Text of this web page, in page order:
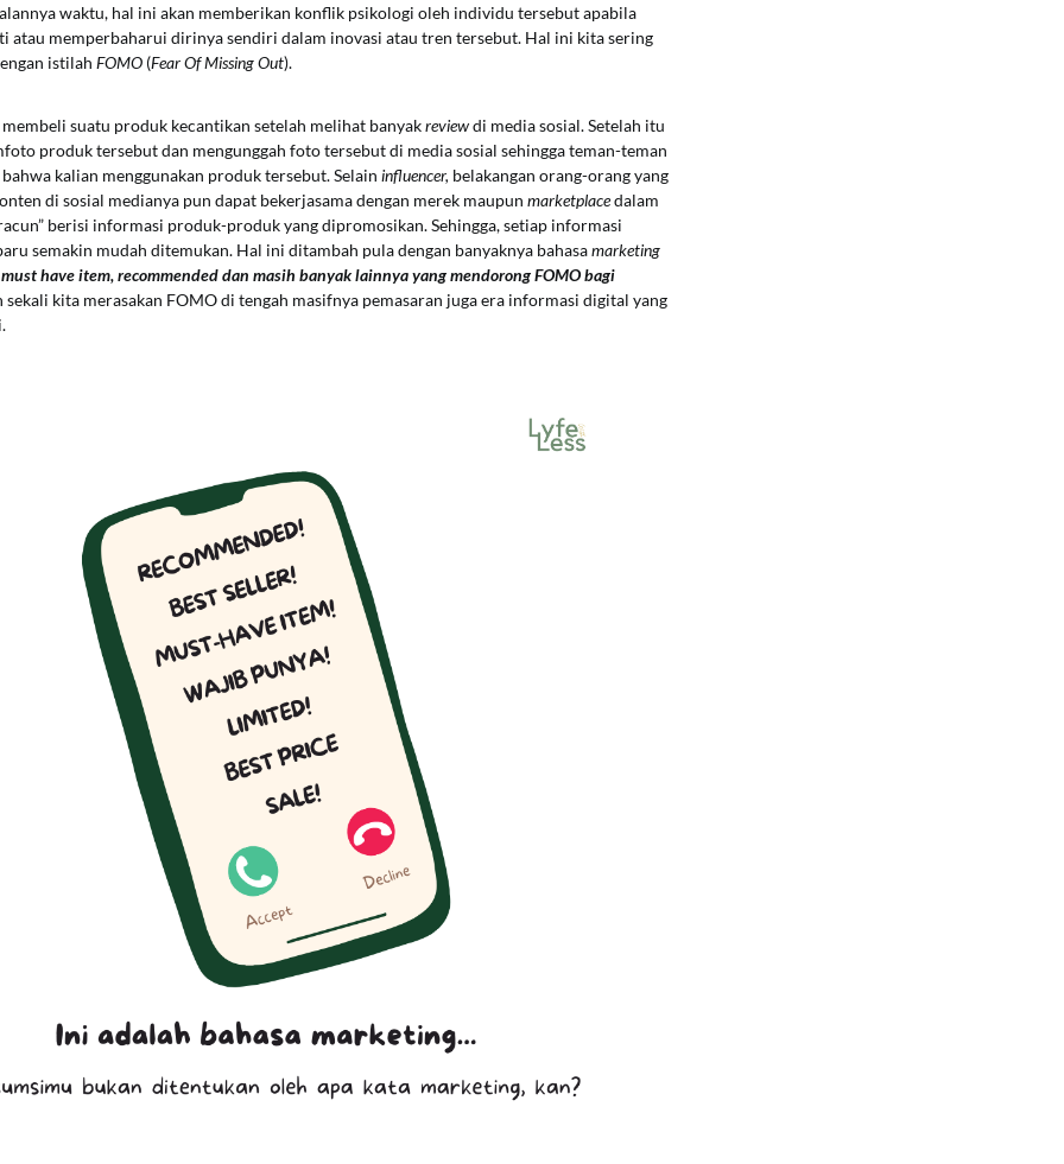
waktu, hal ini akan memberikan konflik psikologi oleh individu tersebut apabila
atau memperbaharui dirinya sendiri dalam inovasi atau tren tersebut. Hal ini kita sering
istilah FOMO (Fear Of Missing Out).
suatu produk kecantikan setelah melihat banyakreviewdi media sosial. Setelah itu
produk tersebut dan mengunggah foto tersebut di media sosial sehingga teman-teman
kalian menggunakan produk tersebut. Selain influencer, belakangan orang-orang yang
di sosial medianya pun dapat bekerjasama dengan merek maupun marketplacedalam
berisi informasi produk-produk yang dipromosikan. Sehingga, setiap informasi
semakin mudah ditemukan. Hal ini ditambah pula dengan banyaknya bahasamarketing
have item, recommended dan masih banyak lainnya yang mendorong FOMO bagi
sekali kita merasakan FOMO di tengah masifnya pemasaran juga era informasi digital yang